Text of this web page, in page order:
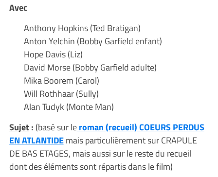
Avec
Anthony Hopkins (Ted Bratigan)
Anton Yelchin (Bobby Garfield enfant)
Hope Davis (Liz)
David Morse (Bobby Garfield adulte)
Mika Boorem (Carol)
Will Rothhaar (Sully)
Alan Tudyk (Monte Man)
Sujet : (basé sur leroman (recueil) COEURS PERDUS
EN ATLANTIDEmais particulièrement sur CRAPULE
DE BAS ETAGES, mais aussi sur le reste du recueil
dont des éléments sont répartis dans le film)